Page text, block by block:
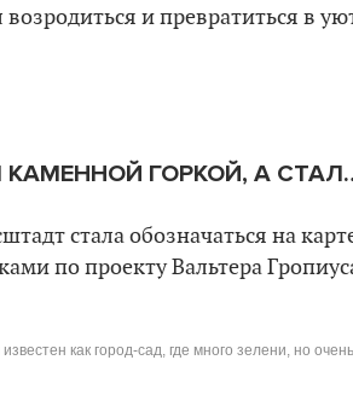
и превратиться в
КАМЕННОЙ ГОРКОЙ, А
стала обозначаться на
по проекту Вальтера
как город-сад, где много зелени, но